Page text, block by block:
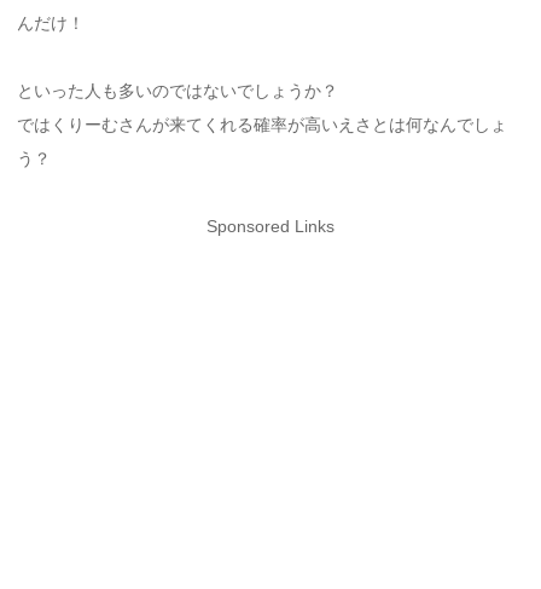
んだけ！
といった人も多いのではないでしょうか？
ではくりーむさんが来てくれる確率が高いえさとは何なんでしょ
う？
Sponsored Links